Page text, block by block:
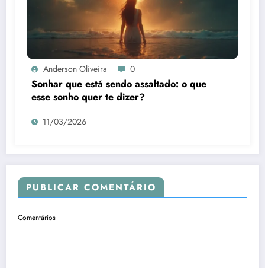
Anderson Oliveira 0
Sonhar que está sendo assaltado: o que
esse sonho quer te dizer?
11/03/2026
PUBLICAR COMENTÁRIO
Comentários